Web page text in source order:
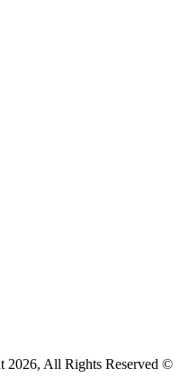
© Copyright 2026, All Rights Reserved |